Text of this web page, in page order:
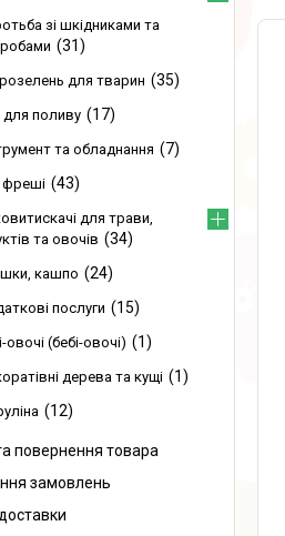
зі шкідниками та
31
для тварин 35
для поливу 17
та обладнання 7
фреші 43
для трави,
та овочів
34
кашпо 24
послуги 15
овочі (бебі-овочі) 1
дерева та кущі 1
12
повернення товара
замовлень